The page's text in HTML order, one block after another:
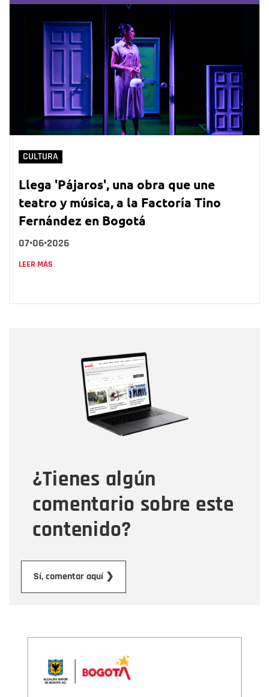
CULTURA
Llega 'Pájaros', una obra que une
teatro y música, a la Factoría Tino
Fernández en Bogotá
07•06•2026
LEER MÁS
¿Tienes algún
comentario sobre este
contenido?
Sí, comentar aquí ❯
Correo electrónico
Tipo de comentario
Mensaje